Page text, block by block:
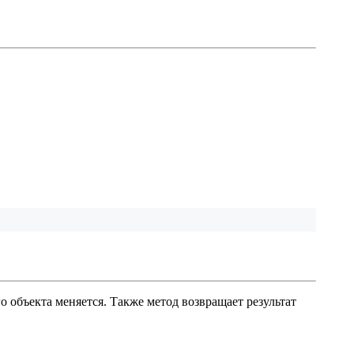
меняется. Также метод возвращает результат